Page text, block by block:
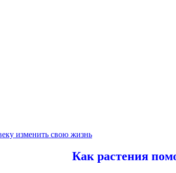
Как растения